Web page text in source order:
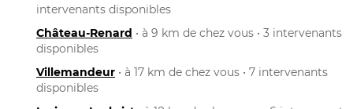
intervenants disponibles
Château-Renard • à 9 km de chez vous • 3 intervenants
disponibles
Villemandeur • à 17 km de chez vous • 7 intervenants
disponibles